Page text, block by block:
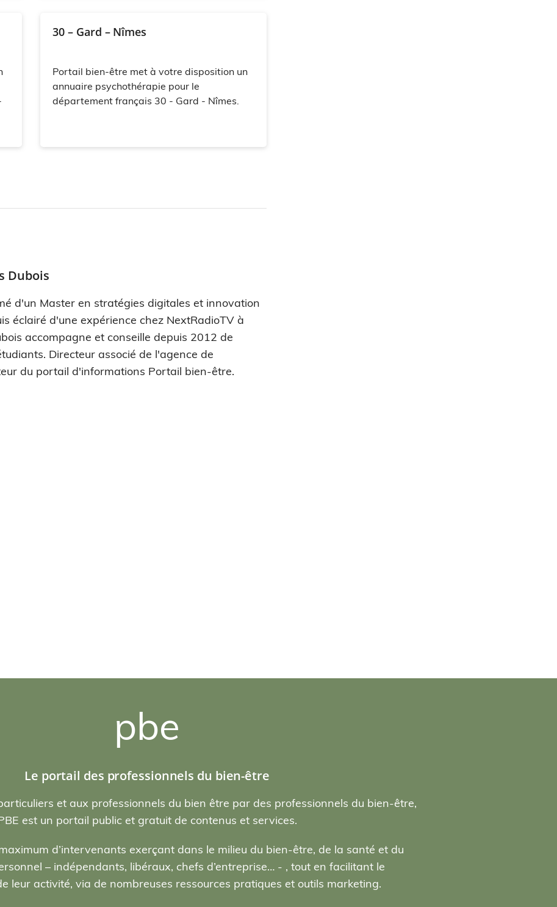
30 – Gard – Nîmes
Portail bien-être met à votre disposition un
annuaire psychothérapie pour le
département français 30 - Gard - Nîmes.
Dubois
d'un Master en stratégies digitales et innovation
éclairé d'une expérience chez NextRadioTV à
accompagne et conseille depuis 2012 de
Directeur associé de l'agence de
du portail d'informations Portail bien-être.
pbe
Le portail des professionnels du bien-être
et aux professionnels du bien être par des professionnels du bien-être,
est un portail public et gratuit de contenus et services.
d’intervenants exerçant dans le milieu du bien-être, de la santé et du
– indépendants, libéraux, chefs d’entreprise… - , tout en facilitant le
leur activité, via de nombreuses ressources pratiques et outils marketing.